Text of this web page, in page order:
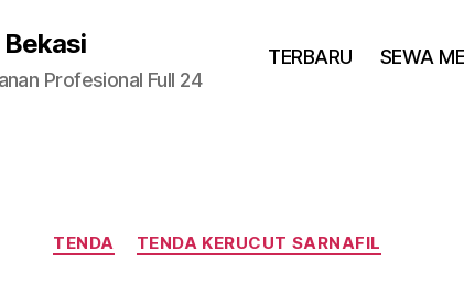
Profesional Full 24
TERBARU SEWA
Categories
TENDA TENDA KERUCUT SARNAFIL